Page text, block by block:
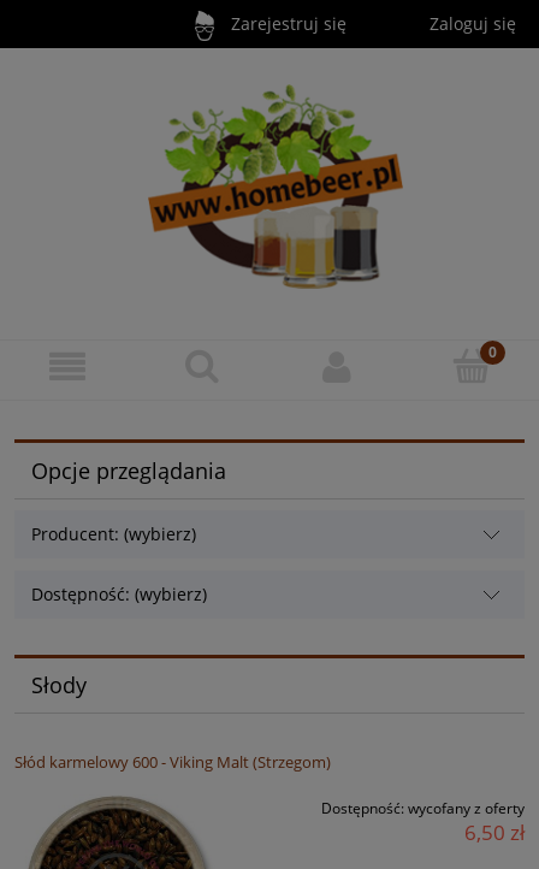
Zarejestruj się Zaloguj się
Opcje przeglądania
Producent: (wybierz)
Dostępność: (wybierz)
Słody
Słód karmelowy 600 - Viking Malt (Strzegom)
Dostępność: wycofany z oferty
6,50 zł